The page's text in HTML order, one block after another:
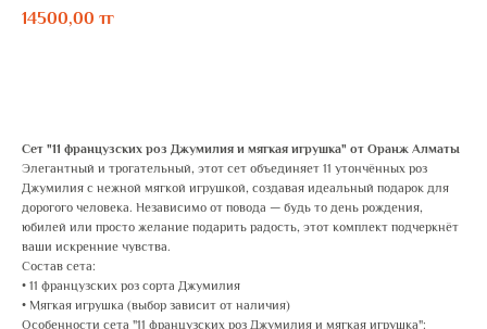
14500,00 тг
Сет "11 французских роз Джумилия и мягкая игрушка" от Оранж Алматы
Элегантный и трогательный, этот сет объединяет 11 утончённых роз
Джумилия с нежной мягкой игрушкой, создавая идеальный подарок для
дорогого человека. Независимо от повода — будь то день рождения,
юбилей или просто желание подарить радость, этот комплект подчеркнёт
ваши искренние чувства.
Состав сета:
• 11 французских роз сорта Джумилия
• Мягкая игрушка (выбор зависит от наличия)
Особенности сета "11 французских роз Джумилия и мягкая игрушка":